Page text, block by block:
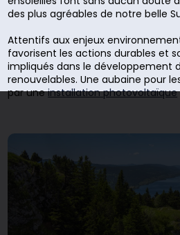
des plus agréables de notre belle
Attentifs aux enjeux
favorisent les actions durables et
impliqués dans le développement
renouvelables. Une aubaine pour
par uneinstallation photovoltaïque